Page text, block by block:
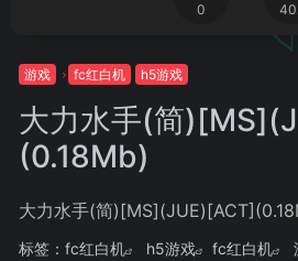
0
游戏 fc红白机 h5游戏
大力水手(简
(0.18Mb)
大力水手(简
标签： fc红白机 h5游戏 fc红白机